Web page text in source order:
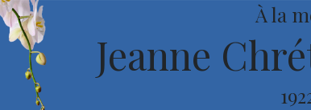
À la
Jeanne